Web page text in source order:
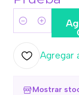
Cantidad
Agregar
Mostrar